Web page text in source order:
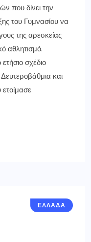
που δίνει την
του Γυμνασίου να
της αρεσκείας
αθλητισμό.
σχέδιο
και
ΕΛΛΑΔΑ